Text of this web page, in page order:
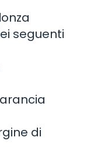
seguenti
di